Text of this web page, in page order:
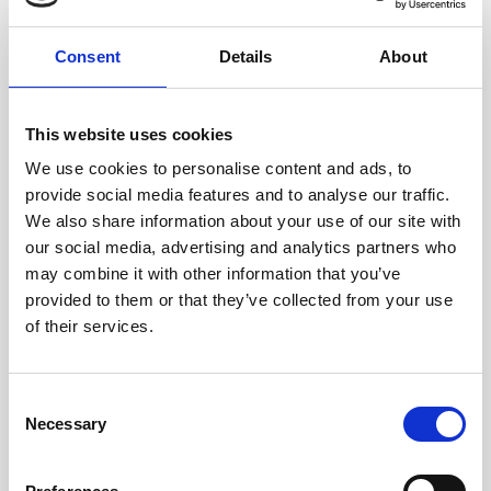
Consent Details About
This website uses cookies
We use cookies to personalise content and ads, to
provide social media features and to analyse our traffic.
We also share information about your use of our site with
our social media, advertising and analytics partners who
may combine it with other information that you’ve
provided to them or that they’ve collected from your use
of their services.
Selection
Necessary
MOŽDA ĆE VAS ZANIMATI
OUTDOOR & NATURE